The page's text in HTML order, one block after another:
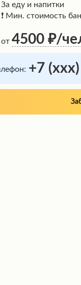
За еду и напитки
❗ Мин. стоимость
от 4500 /
+7